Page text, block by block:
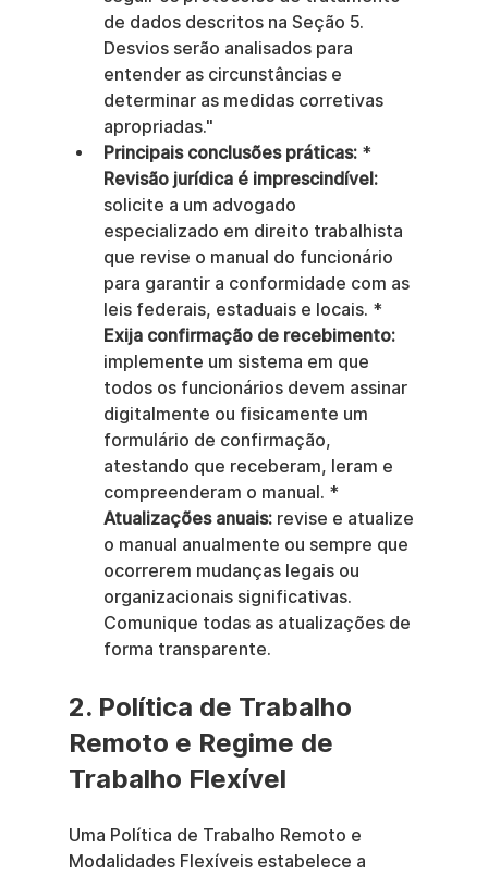
de dados descritos na Seção 5.
Desvios serão analisados para
entender as circunstâncias e
determinar as medidas corretivas
apropriadas."
Principais conclusões práticas: *
Revisão jurídica é imprescindível:
solicite a um advogado
especializado em direito trabalhista
que revise o manual do funcionário
para garantir a conformidade com as
leis federais, estaduais e locais. *
Exija confirmação de recebimento:
implemente um sistema em que
todos os funcionários devem assinar
digitalmente ou fisicamente um
formulário de confirmação,
atestando que receberam, leram e
compreenderam o manual. *
Atualizações anuais: revise e atualize
o manual anualmente ou sempre que
ocorrerem mudanças legais ou
organizacionais significativas.
Comunique todas as atualizações de
forma transparente.
2. Política de Trabalho
Remoto e Regime de
Trabalho Flexível
Uma Política de Trabalho Remoto e
Modalidades Flexíveis estabelece a